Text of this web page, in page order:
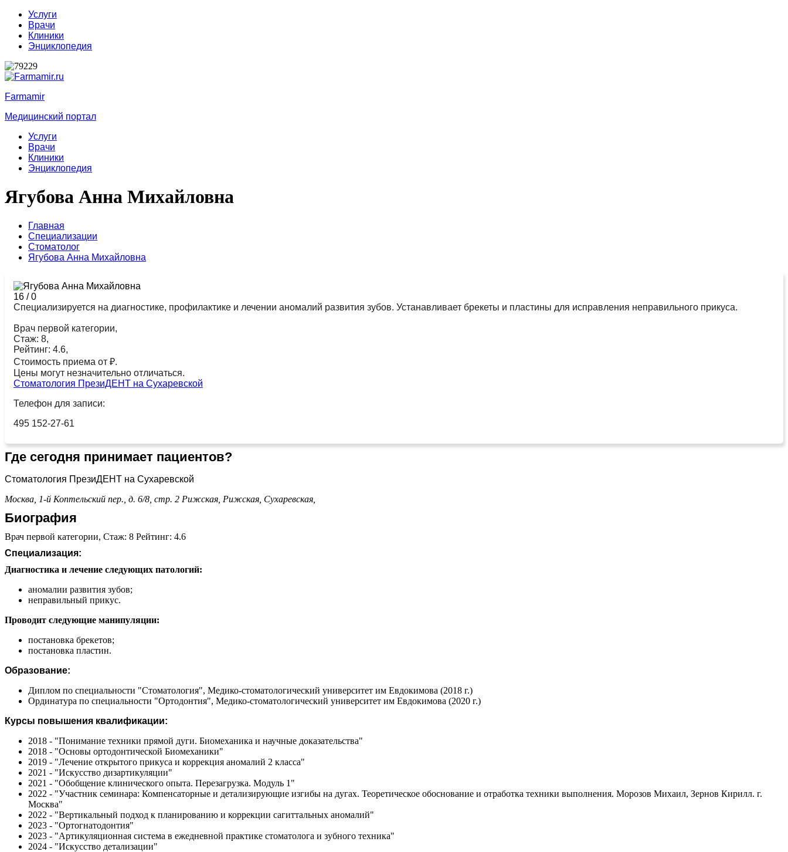
Услуги
Врачи
Клиники
Энциклопедия
Farmamir
Медицинский портал
Услуги
Врачи
Клиники
Энциклопедия
Ягубова Анна Михайловна
Главная
Специализации
Стоматолог
Ягубова Анна Михайловна
16 /0
Специализируется на диагностике, профилактике и лечении аномалий развития зубов. Устанавливает брекеты и пластины для исправления неправильного прикуса.
Врач первой категории,
Стаж: 8,
Рейтинг: 4.6,
Стоимость приема от ₽.
Цены могут незначительно отличаться.
Стоматология ПрезиДЕНТ на Сухаревской
Телефон для записи:
495 152-27-61
Где сегодня принимает пациентов?
Стоматология ПрезиДЕНТ на Сухаревской
Москва, 1-й Коптельский пер., д. 6/8, стр. 2 Рижская, Рижская, Сухаревская,
Биография
Врач первой категории, Стаж: 8 Рейтинг: 4.6
Специализация:
Диагностика и лечение следующих патологий:
аномалии развития зубов;
неправильный прикус.
Проводит следующие манипуляции:
постановка брекетов;
постановка пластин.
Образование:
Диплом по специальности "Стоматология", Медико-стоматологический университет им Евдокимова (2018 г.)
Ординатура по специальности "Ортодонтия", Медико-стоматологический университет им Евдокимова (2020 г.)
Курсы повышения квалификации:
2018 - "Понимание техники прямой дуги. Биомеханика и научные доказательства"
2018 - "Основы ортодонтической Биомеханики"
2019 - "Лечение открытого прикуса и коррекция аномалий 2 класса"
2021 - "Искусство дизартикуляции"
2021 - "Обобщение клинического опыта. Перезагрузка. Модуль 1"
2022 - "Участник семинара: Компенсаторные и детализирующие изгибы на дугах. Теоретическое обоснование и отработка техники выполнения. Морозов Михаил, Зернов Кирилл. г.
Москва"
2022 - "Вертикальный подход к планированию и коррекции сагиттальных аномалий"
2023 - "Ортогнатодонтия"
2023 - "Артикуляционная система в ежедневной практике стоматолога и зубного техника"
2024 - "Искусство детализации"